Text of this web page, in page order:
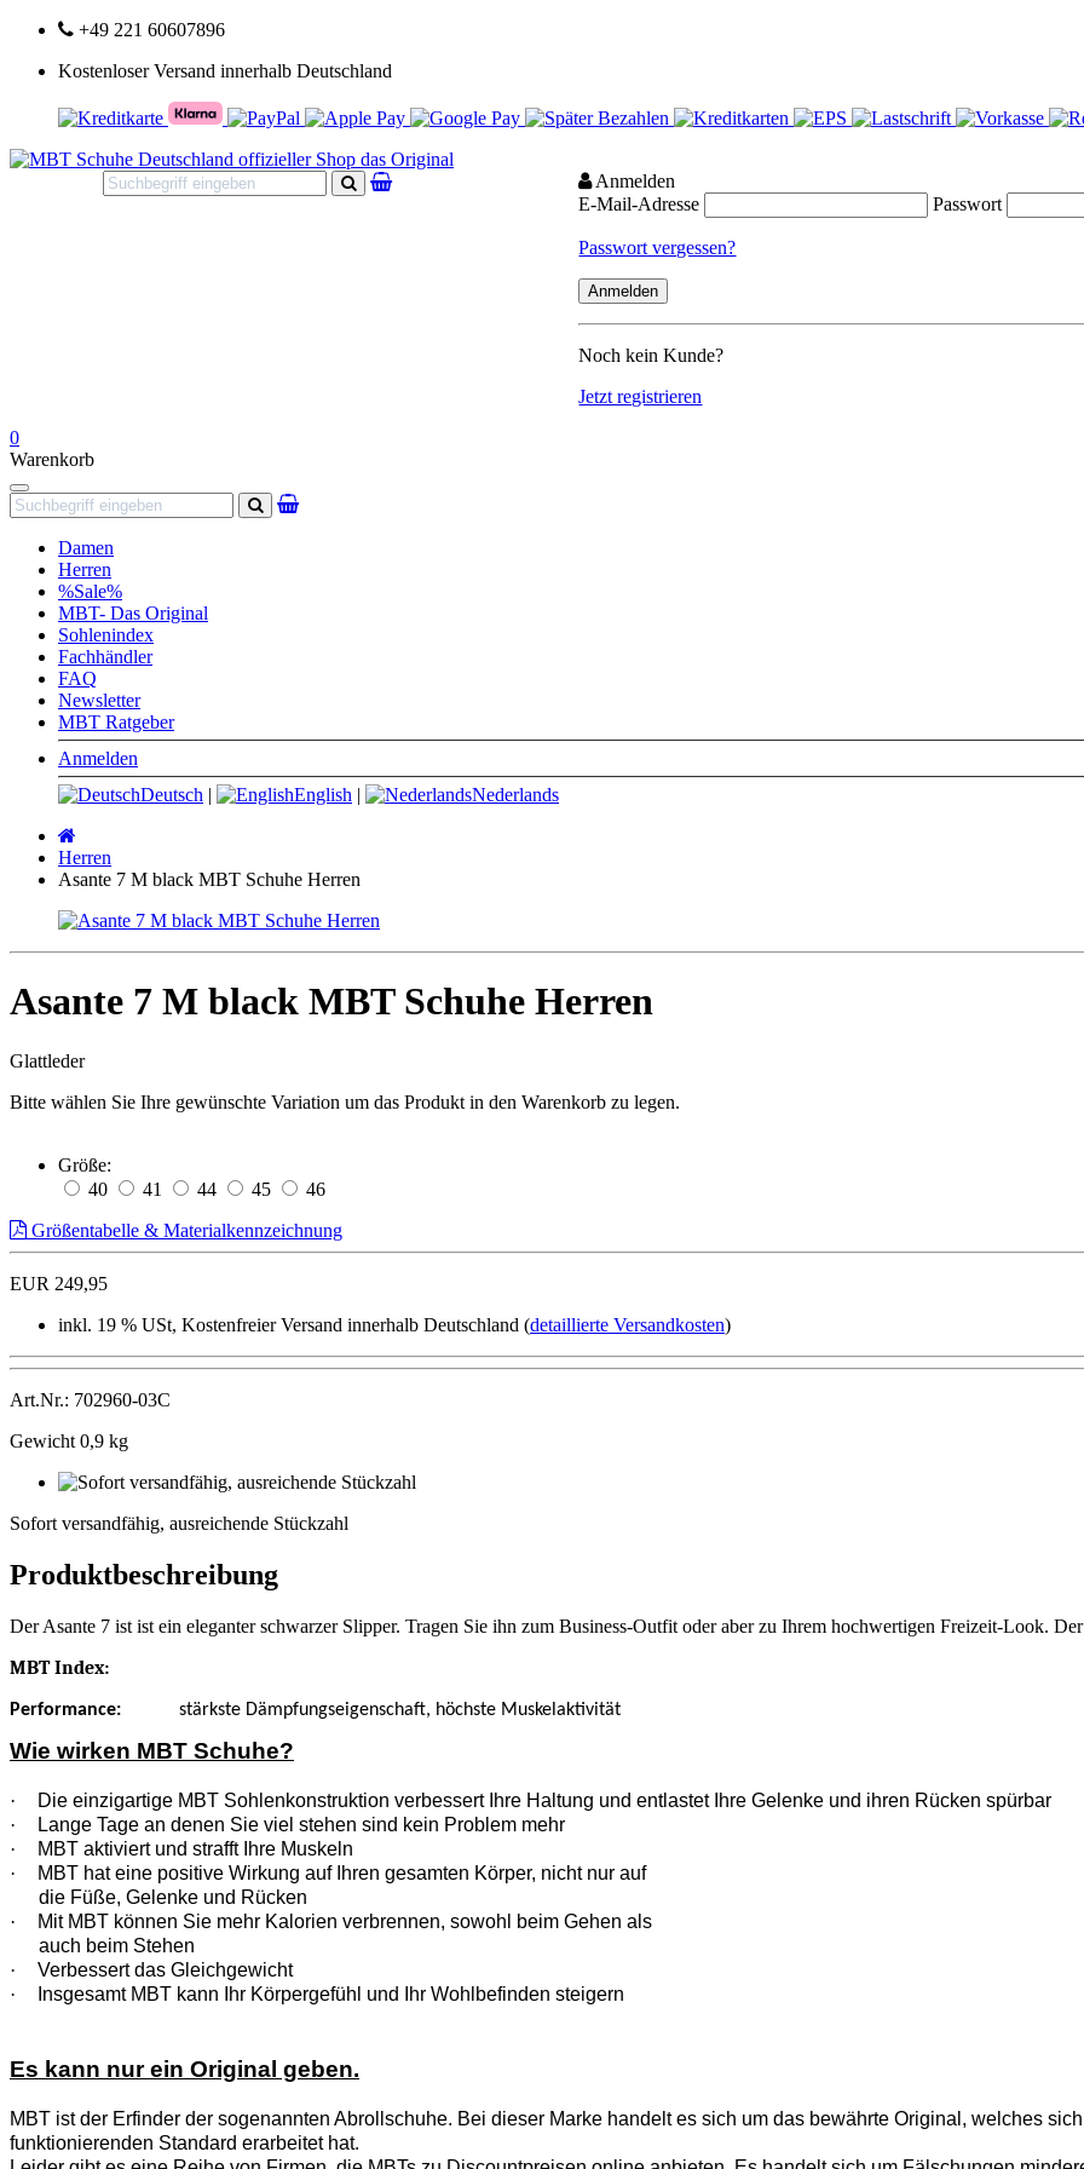
+49 221 60607896
Kostenloser Versand innerhalb Deutschland
Suchen
Anmelden
E-Mail-Adresse
Passwort
Passwort vergessen?
Noch kein Kunde?
Jetzt registrieren
0
Warenkorb
Navigation
Suchen
Damen
Herren
%Sale%
MBT- Das Original
Sohlenindex
Fachhändler
FAQ
Newsletter
MBT Ratgeber
Anmelden
Deutsch | English |
Nederlands
Herren
Asante 7 M black MBT Schuhe Herren
Asante 7 M black MBT Schuhe Herren
Glattleder
Bitte wählen Sie Ihre gewünschte Variation um das Produkt in den Warenkorb zu legen.
Größe:
40
41 44 45
46
Größentabelle & Materialkennzeichnung
EUR 249,95
inkl. 19 % USt, Kostenfreier Versand innerhalb Deutschland (detaillierte Versandkosten)
Art.Nr.: 702960-03C
Gewicht 0,9 kg
Sofort versandfähig, ausreichende Stückzahl
Produktbeschreibung
Der Asante 7 ist ist ein eleganter schwarzer Slipper. Tragen Sie ihn zum Business-Outfit oder aber zu Ihrem hochwertigen Freizeit-Look.
MBT Index:
Performance: stärkste Dämpfungseigenschaft, höchste Muskelaktivität
Wie wirken MBT Schuhe?
·
Die einzigartige MBT Sohlenkonstruktion verbessert Ihre Haltung und entlastet Ihre Gelenke und ihren Rücken spürbar
·
Lange Tage an denen Sie viel stehen sind kein Problem mehr
·
MBT aktiviert und strafft Ihre Muskeln
·
MBT hat eine positive Wirkung auf Ihren gesamten Körper, nicht nur auf
die Füße, Gelenke und Rücken
·
Mit MBT können Sie mehr Kalorien verbrennen, sowohl beim Gehen als
auch beim Stehen
·
Verbessert das Gleichgewicht
·
Insgesamt MBT kann Ihr Körpergefühl und Ihr Wohlbefinden steigern
Es kann nur ein Original geben.
MBT ist der Erfinder der sogenannten Abrollschuhe. Bei dieser Marke handelt es sich um das bewährte Original, welches
funktionierenden Standard erarbeitet hat.